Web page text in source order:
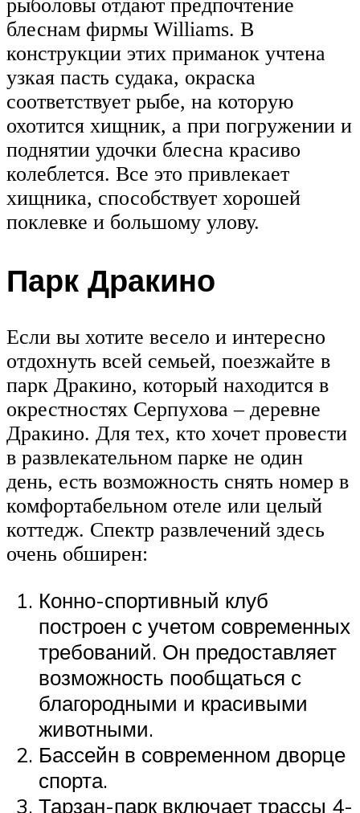
рыболовы отдают предпочтение
блеснам фирмы Williams. В
конструкции этих приманок учтена
узкая пасть судака, окраска
соответствует рыбе, на которую
охотится хищник, а при погружении и
поднятии удочки блесна красиво
колеблется. Все это привлекает
хищника, способствует хорошей
поклевке и большому улову.
Парк Дракино
Если вы хотите весело и интересно
отдохнуть всей семьей, поезжайте в
парк Дракино, который находится в
окрестностях Серпухова – деревне
Дракино. Для тех, кто хочет провести
в развлекательном парке не один
день, есть возможность снять номер в
комфортабельном отеле или целый
коттедж. Спектр развлечений здесь
очень обширен:
Конно-спортивный клуб
построен с учетом современных
требований. Он предоставляет
возможность пообщаться с
благородными и красивыми
животными.
Бассейн в современном дворце
спорта.
Тарзан-парк включает трассы 4-